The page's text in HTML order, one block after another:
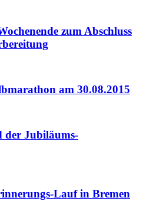
zum Abschluss
am 30.08.2015
der Jubiläums-
Lauf in Bremen